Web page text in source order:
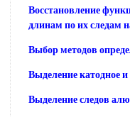
Восстановление
длинам по их следам
Выбор методов
Выделение катодное и
Выделение следов